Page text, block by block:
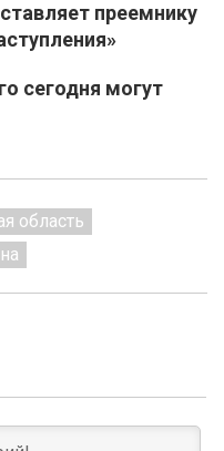
преемнику
сегодня могут
область